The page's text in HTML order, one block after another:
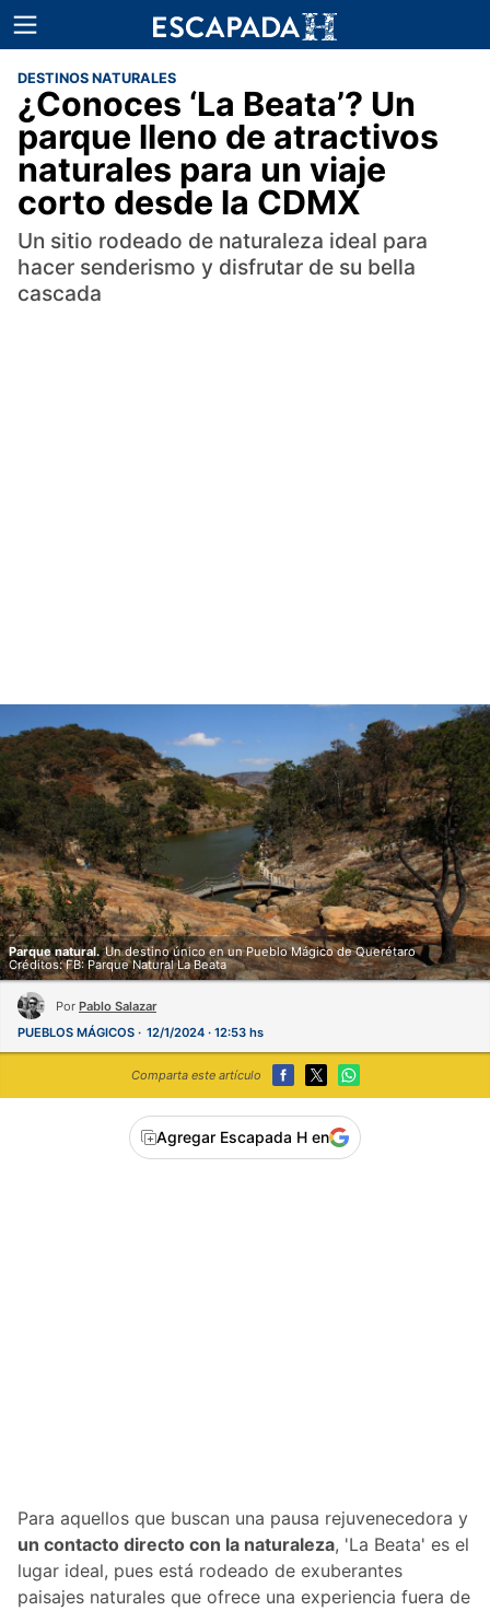
DESTINOS NATURALES
¿Conoces ‘La Beata’? Un
parque lleno de atractivos
naturales para un viaje
corto desde la CDMX
Un sitio rodeado de naturaleza ideal para
hacer senderismo y disfrutar de su bella
cascada
Parque natural. Un destino único en un Pueblo Mágico de Querétaro
Créditos: FB: Parque Natural La Beata
Por Pablo Salazar
PUEBLOS MÁGICOS
12/1/2024 · 12:53 hs
Comparta este artículo
Agregar Escapada H en
Para aquellos que buscan una pausa rejuvenecedora y
un contacto directo con la naturaleza, 'La Beata' es el
lugar ideal, pues está rodeado de exuberantes
paisajes naturales que ofrece una experiencia fuera de